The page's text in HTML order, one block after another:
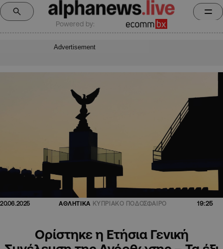
Powered by:
Advertisement
20.06.2025 ΑΘΛΗΤΙΚΑ ΚΥΠΡΙΑΚΟ ΠΟΔΟΣΦΑΙΡΟ 19:25
Ορίστηκε η Ετήσια Γενική